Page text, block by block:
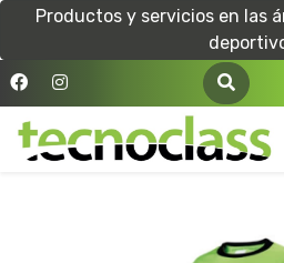
Productos y servicios en las